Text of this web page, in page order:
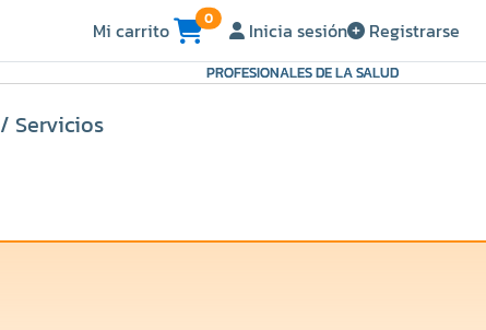
Mi carrito 0 Inicia sesión Registrarse
PROFESIONALES DE LA SALUD
/ Servicios